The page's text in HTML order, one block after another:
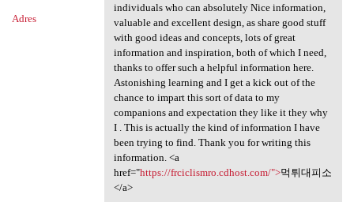
Adres
individuals who can absolutely Nice information,
valuable and excellent design, as share good stuff
with good ideas and concepts, lots of great
information and inspiration, both of which I need,
thanks to offer such a helpful information here.
Astonishing learning and I get a kick out of the
chance to impart this sort of data to my
companions and expectation they like it they why
I . This is actually the kind of information I have
been trying to find. Thank you for writing this
information. <a
href="https://frciclismro.cdhost.com/">먹튀대피소
</a>